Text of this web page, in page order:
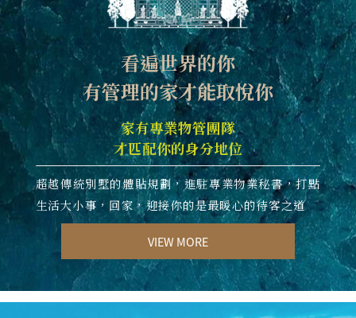
看遍世界的你
有管理的家才能取悅你
家有專業物管團隊
才匹配你的身分地位
超越傳統別墅的體貼規劃，進駐專業物業秘書，打點
生活大小事，回家，迎接你的是最暖心的待客之道
VIEW MORE